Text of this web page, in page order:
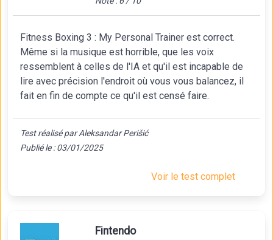
Fitness Boxing 3 : My Personal Trainer est correct.
Même si la musique est horrible, que les voix
ressemblent à celles de l'IA et qu'il est incapable de
lire avec précision l'endroit où vous vous balancez, il
fait en fin de compte ce qu'il est censé faire.
Test réalisé par Aleksandar Perišić
Publié le : 03/01/2025
Voir le test complet
Fintendo